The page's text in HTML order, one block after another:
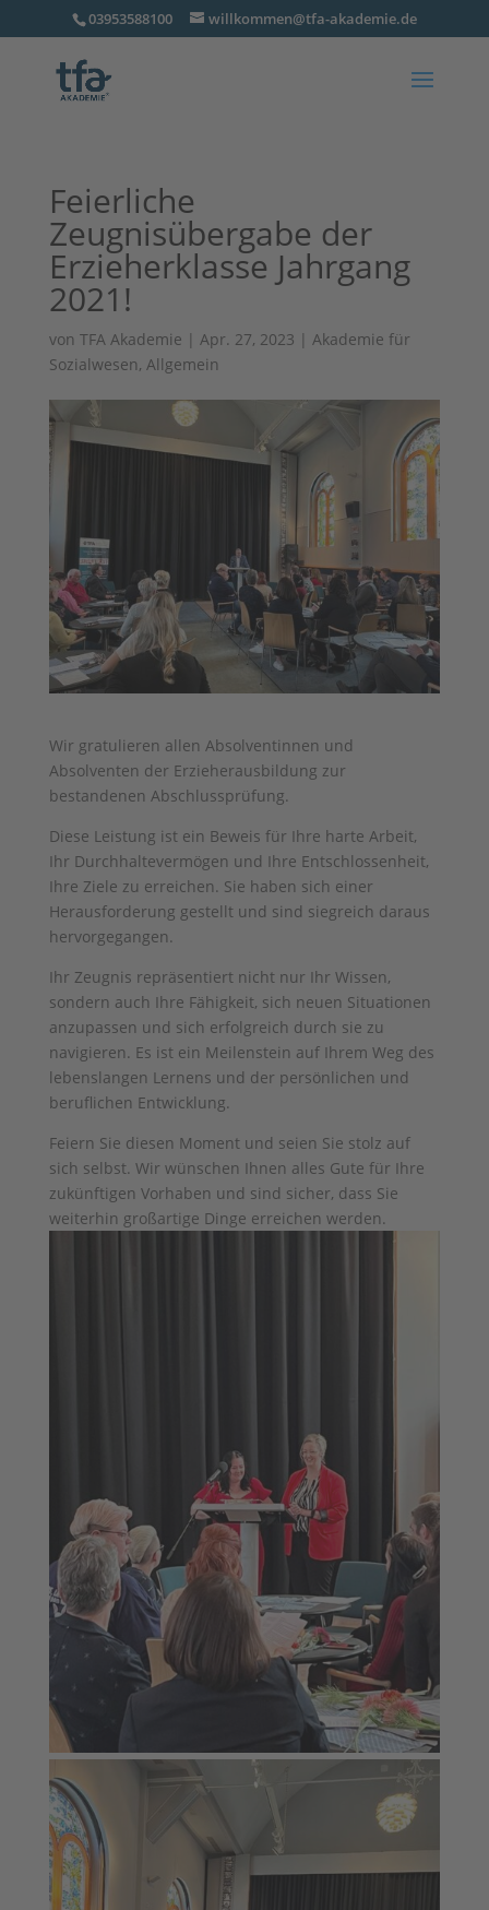
03953588100 willkommen@tfa-akademie.de
Feierliche
Zeugnisübergabe der
Erzieherklasse Jahrgang
2021!
von TFA Akademie | Apr. 27, 2023 | Akademie für
Sozialwesen, Allgemein
Wir gratulieren allen Absolventinnen und
Absolventen der Erzieherausbildung zur
bestandenen Abschlussprüfung.
Diese Leistung ist ein Beweis für Ihre harte Arbeit,
Ihr Durchhaltevermögen und Ihre Entschlossenheit,
Ihre Ziele zu erreichen. Sie haben sich einer
Herausforderung gestellt und sind siegreich daraus
hervorgegangen.
Ihr Zeugnis repräsentiert nicht nur Ihr Wissen,
sondern auch Ihre Fähigkeit, sich neuen Situationen
anzupassen und sich erfolgreich durch sie zu
navigieren. Es ist ein Meilenstein auf Ihrem Weg des
lebenslangen Lernens und der persönlichen und
beruflichen Entwicklung.
Feiern Sie diesen Moment und seien Sie stolz auf
sich selbst. Wir wünschen Ihnen alles Gute für Ihre
zukünftigen Vorhaben und sind sicher, dass Sie
weiterhin großartige Dinge erreichen werden.